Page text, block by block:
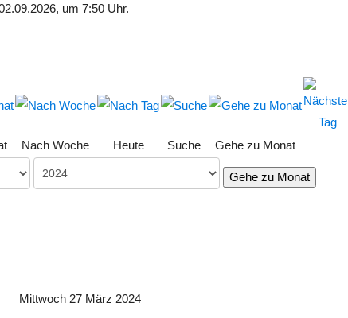
um 7:50 Uhr.
Nach Woche Heute Suche Gehe zu Monat
Gehe zu Monat
Mittwoch 27 März 2024